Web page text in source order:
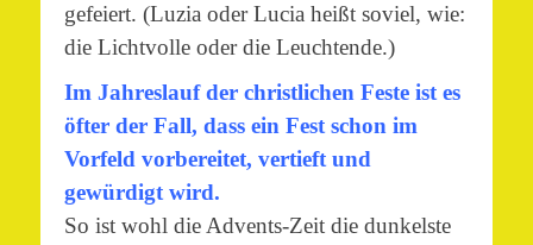
gefeiert. (Luzia oder Lucia heißt soviel, wie:
die Lichtvolle oder die Leuchtende.)
Im Jahreslauf der christlichen Feste ist es
öfter der Fall, dass ein Fest schon im
Vorfeld vorbereitet, vertieft und
gewürdigt wird.
So ist wohl die Advents-Zeit die dunkelste